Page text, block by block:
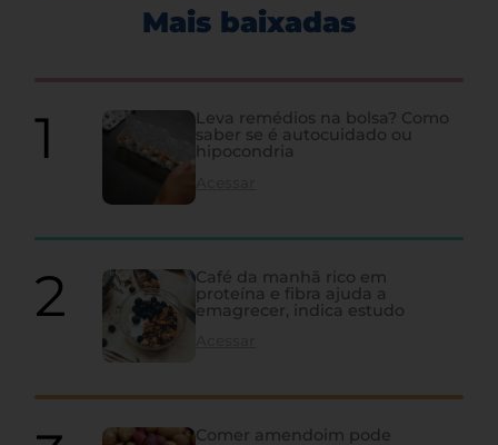
Mais baixadas
Leva remédios na bolsa? Como
saber se é autocuidado ou
hipocondria
Café da manhã rico em
proteína e fibra ajuda a
emagrecer, indica estudo
Comer amendoim pode